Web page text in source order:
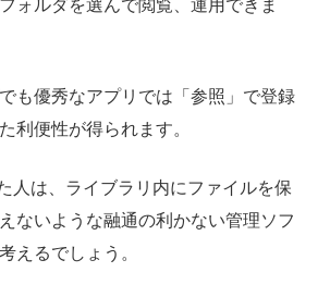
ォルダを選んで閲覧、運用できま
も優秀なアプリでは「参照」で登録
利便性が得られます。
人は、ライブラリ内にファイルを保
ないような融通の利かない管理ソフ
えるでしょう。